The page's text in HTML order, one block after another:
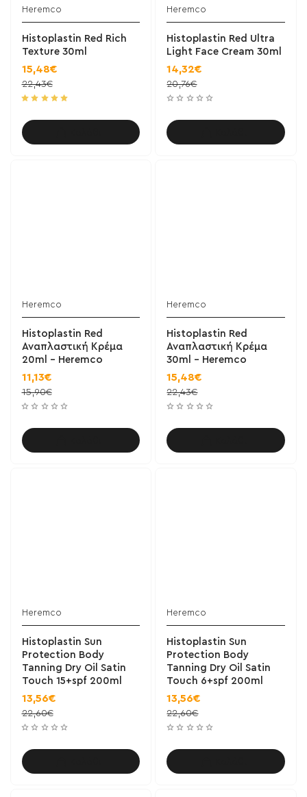
Heremco
Histoplastin Red Rich
Texture 30ml
15,48€
22,43€
Heremco
Histoplastin Red Ultra
Light Face Cream 30ml
14,32€
20,76€
Heremco
Histoplastin Red
Αναπλαστική Κρέμα
20ml - Heremco
11,13€
15,90€
Heremco
Histoplastin Red
Αναπλαστική Κρέμα
30ml - Heremco
15,48€
22,43€
Heremco
Histoplastin Sun
Protection Body
Tanning Dry Oil Satin
Touch 15+spf 200ml
13,56€
22,60€
Heremco
Histoplastin Sun
Protection Body
Tanning Dry Oil Satin
Touch 6+spf 200ml
13,56€
22,60€